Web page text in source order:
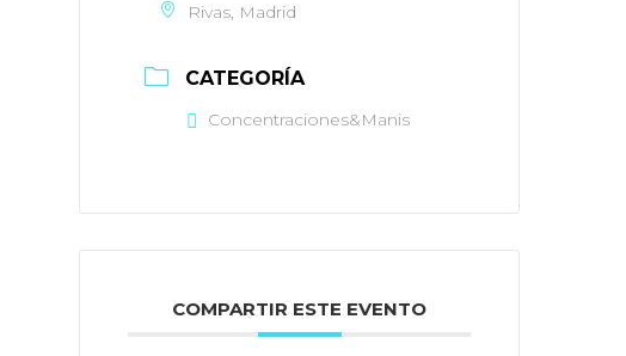
Rivas, Madrid
CATEGORÍA
Concentraciones&Manis
COMPARTIR ESTE EVENTO